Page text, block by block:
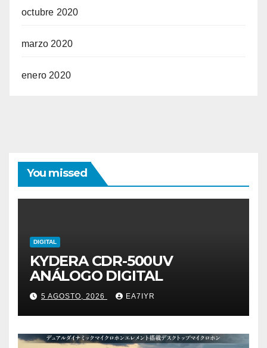
octubre 2020
marzo 2020
enero 2020
You missed
DIGITAL
KYDERA CDR-500UV
ANÁLOGO DIGITAL
5 AGOSTO, 2026 EA7IYR